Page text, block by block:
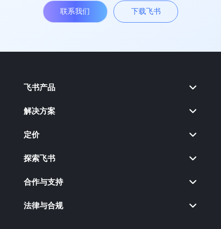
联系我们 下载飞书
飞书产品
解决方案
定价
探索飞书
合作与支持
法律与合规